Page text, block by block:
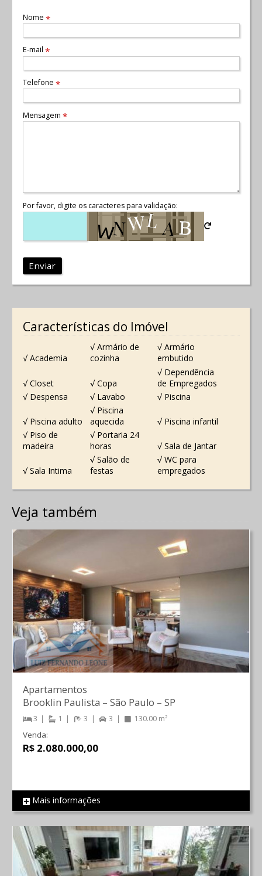
Nome *
E-mail *
Telefone *
Mensagem *
Por favor, digite os caracteres para validação:
Enviar
Características do Imóvel
√ Academia
√ Armário de
cozinha
√ Armário
embutido
√ Closet √ Copa
√ Dependência
de Empregados
√ Despensa
√ Lavabo √ Piscina
√ Piscina adulto
√ Piscina
aquecida
√ Piscina infantil
√ Piso de
madeira
√ Portaria 24
horas
√ Sala de Jantar
√ Sala Intima
√ Salão de
festas
√ WC para
empregados
Veja também
REF 588
Apartamentos
Brooklin Paulista – São Paulo – SP
3 1 3 3 130.00 m²
Venda:
R$ 2.080.000,00
Mais informações